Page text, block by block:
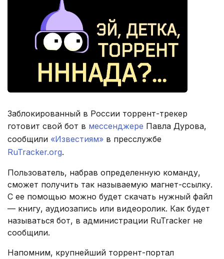
Заблокированный в России торрент-трекер
готовит свой бот в мессенджере Павла Дурова,
сообщили «Известиям» в пресслужбе
RuTracker.org.
Пользователь, набрав определенную команду,
сможет получить так называемую магнет-ссылку.
С ее помощью можно будет скачать нужный файл
— книгу, аудиозапись или видеоролик. Как будет
называться бот, в администрации RuTracker не
сообщили.
Напомним, крупнейший торрент-портал